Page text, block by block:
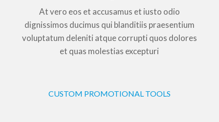
At vero eos et accusamus et iusto odio
dignissimos ducimus qui blanditiis praesentium
voluptatum deleniti atque corrupti quos dolores
et quas molestias excepturi
CUSTOM PROMOTIONAL TOOLS